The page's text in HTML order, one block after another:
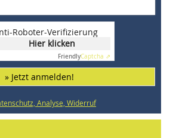
Roboter-Verifizierung
Hier klicken
FriendlyCaptcha ⇗
» Jetzt anmelden!
Analyse, Widerruf